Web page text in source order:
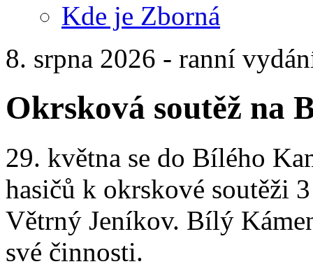
Kde je Zborná
8. srpna 2026 - ranní
Okrsková soutěž na
29. května se do Bílého
hasičů k okrskové soutěži
Větrný Jeníkov. Bílý
své činnosti.